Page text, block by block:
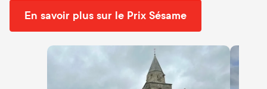
En savoir plus sur le Prix Sésame